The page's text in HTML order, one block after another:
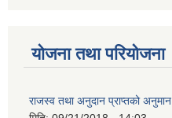
योजना तथा परियोजना
राजस्व तथा अनुदान प्राप्तको अनुमान